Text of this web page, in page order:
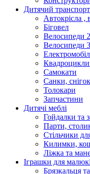
Дитячий транспорт
Автокрісла ,
Біговел
Велосипеди
Велосипеди
Самокати
Санки,
Толокари
Запчастини
Дитячі меблі
Гойдалки та
Парти,
Стільчики
Килимки,
Ліжка та
Іграшки для
Брязкальця